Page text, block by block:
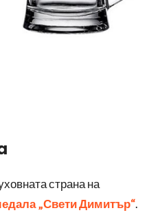
страна на
„Свети Димитър“.